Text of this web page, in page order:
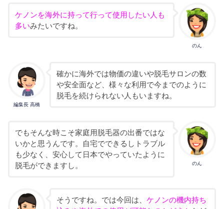
のん
ケノンを海外に持って行って使用したい人も
多いみたいですね。
編集長 高橋
確かに海外では物価の違いや脱毛サロンの数
や安全面など、様々な利用で今までのように
脱毛を続けられない人もいますね。
のん
でもそんな時こそ家庭用脱毛器の出番ではな
いかと思うんです。自宅でできるしトラブル
も少なく、安心して日本でやっていたように
脱毛ができますし。
そうですね。では今回は、 ケノンの機内持ち